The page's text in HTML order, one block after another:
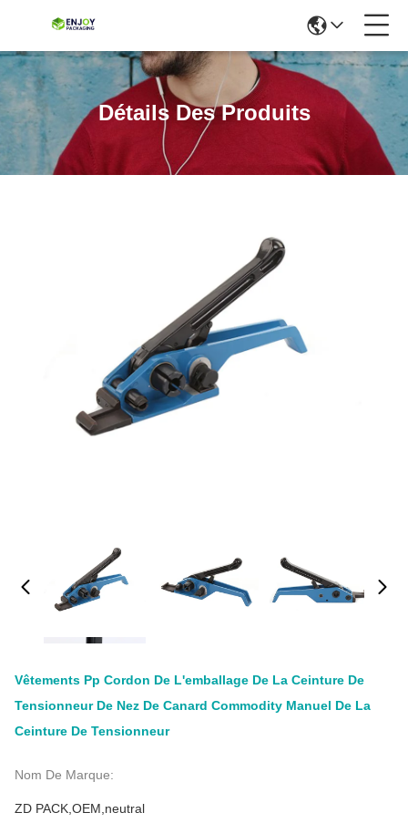
Détails Des Produits
Vêtements Pp Cordon De L'emballage De La Ceinture De
Tensionneur De Nez De Canard Commodity Manuel De La
Ceinture De Tensionneur
Nom De Marque:
ZD PACK,OEM,neutral